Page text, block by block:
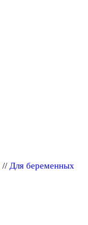
// Для беременных